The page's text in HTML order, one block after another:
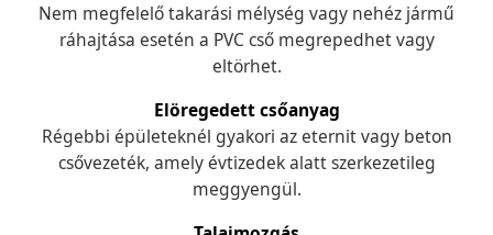
Nem megfelelő takarási mélység vagy nehéz jármű
ráhajtása esetén a PVC cső megrepedhet vagy
eltörhet.
Elöregedett csőanyag
Régebbi épületeknél gyakori az eternit vagy beton
csővezeték, amely évtizedek alatt szerkezetileg
meggyengül.